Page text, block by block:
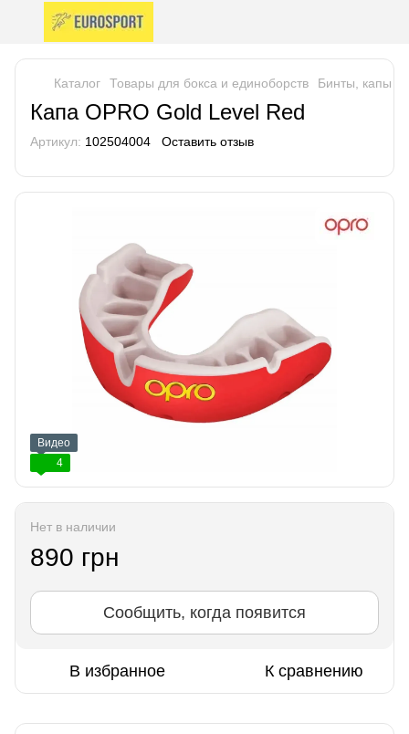
Каталог Товары для бокса и единоборств Бинты, капы
Капа OPRO Gold Level Red
Артикул: 102504004 Оставить отзыв
Видео
4
Нет в наличии
890 грн
Сообщить, когда появится
В избранное К сравнению